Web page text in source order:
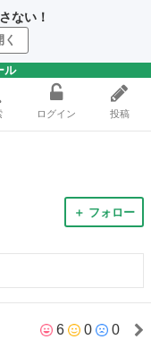
ない！
ル
ログイン 投稿
＋ フォロー
6 0 0